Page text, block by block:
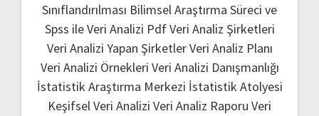
Sınıflandırılması Bilimsel Araştırma Süreci ve
Spss ile Veri Analizi PdfVeri Analiz Şirketleri
Veri Analizi Yapan ŞirketlerVeri Analiz Planı
Veri Analizi Örnekleri Veri Analizi Danışmanlığı
İstatistik Araştırma Merkezi İstatistik Atolyesi
Keşifsel Veri Analizi Veri Analiz Raporu Veri